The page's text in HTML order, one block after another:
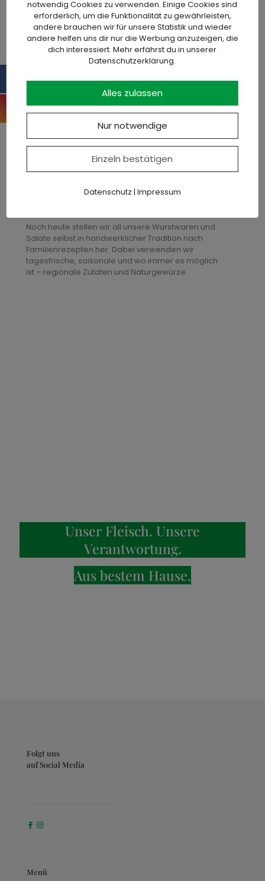
Genuss in jeder Beziehung.
Vor etwa 15 Jahren haben wir unsere Kunden zum ersten
Mal gefragt: "Darf´s ein bisschen Heimat sein?" Für uns
damals wie heute mehr als nur ´ne nette Theken-Floskel.
Nicht bloß ein Trend, den man ausschlachtet, bis nichts
mehr davon übrig ist. Heimat ist unsere Philosophie: die
und Nachvollziehbarkeit.
Noch heute stellen wir all unsere Wurstwaren und
Salate selbst in handwerklicher Tradition nach
Familienrezepten her. Dabei verwenden wir
tagesfrische, saisonale und wo immer es möglich
ist – regionale Zutaten und Naturgewürze.
Unser Fleisch. Unsere
Verantwortung.
Aus bestem Hause.
Folgt uns
auf Social Media
Menü
notwendig Cookies zu verwenden. Einige Cookies sind
erforderlich, um die Funktionalität zu gewährleisten,
andere brauchen wir für unsere Statistik und wieder
andere helfen uns dir nur die Werbung anzuzeigen, die
dich interessiert. Mehr erfährst du in unserer
Datenschutzerklärung.
Alles zulassen
Nur notwendige
Einzeln bestätigen
Datenschutz | Impressum